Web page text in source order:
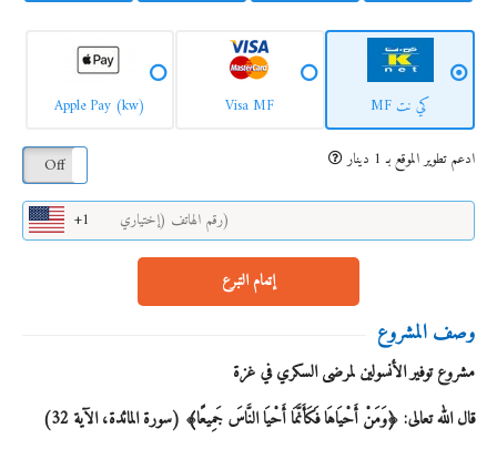
كي نت MF Visa MF
Apple Pay (kw)
ادعم تطوير الموقع بـ 1 دينار Off
+1
إتمام التبرع
وصف المشروع
مشروع توفير الأنسولين لمرضى السكري في غزة
قال الله تعالى: ﴿وَمَنْ أَحْيَاهَا فَكَأَنَّمَا أَحْيَا النَّاسَ جَمِيعًا﴾ (سورة المائدة، الآية 32)